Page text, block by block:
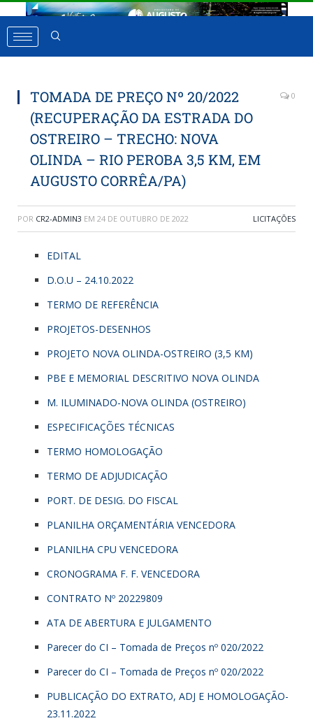
TOMADA DE PREÇO Nº 20/2022
(RECUPERAÇÃO DA ESTRADA DO
OSTREIRO – TRECHO: NOVA
OLINDA – RIO PEROBA 3,5 KM, EM
AUGUSTO CORRÊA/PA)
0
POR CR2-ADMIN3 EM 24 DE OUTUBRO DE 2022 LICITAÇÕES
EDITAL
D.O.U – 24.10.2022
TERMO DE REFERÊNCIA
PROJETOS-DESENHOS
PROJETO NOVA OLINDA-OSTREIRO (3,5 KM)
PBE E MEMORIAL DESCRITIVO NOVA OLINDA
M. ILUMINADO-NOVA OLINDA (OSTREIRO)
ESPECIFICAÇÕES TÉCNICAS
TERMO HOMOLOGAÇÃO
TERMO DE ADJUDICAÇÃO
PORT. DE DESIG. DO FISCAL
PLANILHA ORÇAMENTÁRIA VENCEDORA
PLANILHA CPU VENCEDORA
CRONOGRAMA F. F. VENCEDORA
CONTRATO Nº 20229809
ATA DE ABERTURA E JULGAMENTO
Parecer do CI – Tomada de Preços nº 020/2022
Parecer do CI – Tomada de Preços nº 020/2022
PUBLICAÇÃO DO EXTRATO, ADJ E HOMOLOGAÇÃO-
23.11.2022